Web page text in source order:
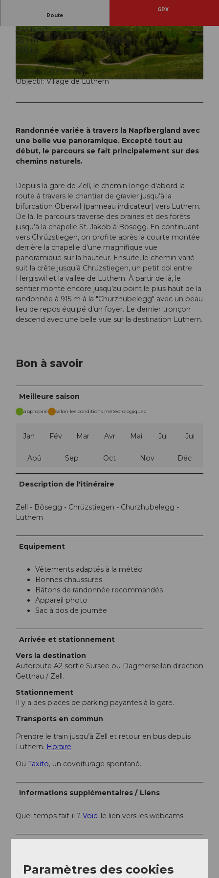
© Willisau Tourismus, Willisau Tourismus
© Willisau Tourismus, Willisau Tourismus © Willisau Tourismus, Willisau Tourismus
Route
GPX
3:45 h
12,41 km
384 m
205 m
588 m
911 m
323 m
Départ: Gare de Zell
Objectif: Village de Luthern
Randonnée variée à travers la Napfbergland avec
une belle vue panoramique. Excepté tout au
début, le parcours se fait principalement sur des
chemins naturels.
Depuis la gare de Zell, le chemin longe d'abord la
route à travers le chantier de gravier jusqu’à la
bifurcation Oberwil (panneau indicateur) vers Luthern.
De là, le parcours traverse des prairies et des forêts
jusqu’à la chapelle St. Jakob à Bösegg. En continuant
vers Chrüzstiegen, on profite après la courte montée
derrière la chapelle d’une magnifique vue
panoramique sur la hauteur. Ensuite, le chemin varié
suit la crête jusqu’à Chrüzstiegen, un petit col entre
Hergiswil et la vallée de Luthern. À partir de là, le
sentier monte encore jusqu’au point le plus haut de la
randonnée à 915 m à la "Churzhubelegg" avec un beau
lieu de repos équipé d’un foyer. Le dernier tronçon
descend avec une belle vue sur la destination Luthern.
Bon à savoir
Meilleure saison
approprié selon les conditions météorologiques
Jan Fév Mar Avr Mai Jui Jui
Aoû Sep Oct Nov Déc
Description de l'itinéraire
Zell - Bösegg - Chrüzstiegen - Churzhubelegg -
Luthern
Equipement
Vêtements adaptés à la météo
Bonnes chaussures
Bâtons de randonnée recommandés
Appareil photo
Sac à dos de journée
Arrivée et stationnement
Vers la destination
Autoroute A2 sortie Sursee ou Dagmersellen direction
Gettnau / Zell.
Stationnement
Il y a des places de parking payantes à la gare.
Transports en commun
Prendre le train jusqu’à Zell et retour en bus depuis
Luthern. Horaire
Ou Taxito, un covoiturage spontané.
Informations supplémentaires / Liens
Quel temps fait-il ? Voici le lien vers les webcams.
Paramètres des cookies